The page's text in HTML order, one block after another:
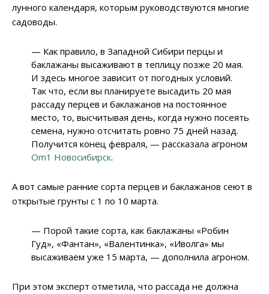
лунного календаря, которым руководствуются многие
садоводы.
— Как правило, в Западной Сибири перцы и
баклажаны высаживают в теплицу позже 20 мая.
И здесь многое зависит от погодных условий.
Так что, если вы планируете высадить 20 мая
рассаду перцев и баклажанов на постоянное
место, то, высчитывая день, когда нужно посеять
семена, нужно отсчитать ровно 75 дней назад.
Получится конец февраля, — рассказала агроном
Om1 Новосибирск.
А вот самые ранние сорта перцев и баклажанов сеют в
открытые грунты с 1 по 10 марта.
— Порой такие сорта, как баклажаны «Робин
Гуд», «Фантан», «Валентинка», «Иволга» мы
высаживаем уже 15 марта, — дополнила агроном.
При этом эксперт отметила, что рассада не должна